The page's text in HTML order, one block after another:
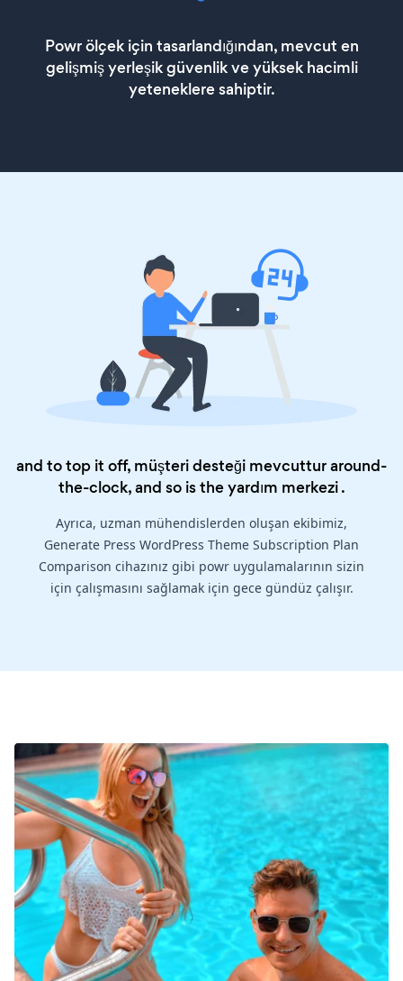
Powr ölçek için tasarlandığından, mevcut en
gelişmiş yerleşik güvenlik ve yüksek hacimli
yeteneklere sahiptir.
and to top it off, müşteri desteği mevcuttur around-
the-clock, and so is theyardım merkezi.
Ayrıca, uzman mühendislerden oluşan ekibimiz,
Generate Press WordPress Theme Subscription Plan
Comparison cihazınız gibi powr uygulamalarının sizin
için çalışmasını sağlamak için gece gündüz çalışır.